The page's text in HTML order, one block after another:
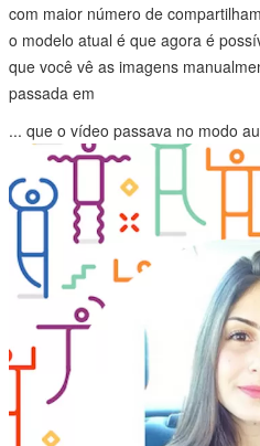
com maior número de
o modelo atual é que agora é
que você vê as imagens
passada em
... que o vídeo passava no modo